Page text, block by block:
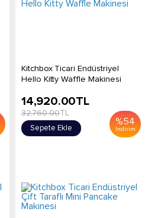
Kitchbox Ticari Endüstriyel
Hello Kitty Waffle Makinesi
%54
İndirim
14,920.00TL
32,760.00TL
Sepete Ekle